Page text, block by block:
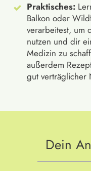
Praktisches:
Balkon oder
verarbeitest, um
nutzen und dir
Medizin zu
außerdem
gut verträglicher
Dein